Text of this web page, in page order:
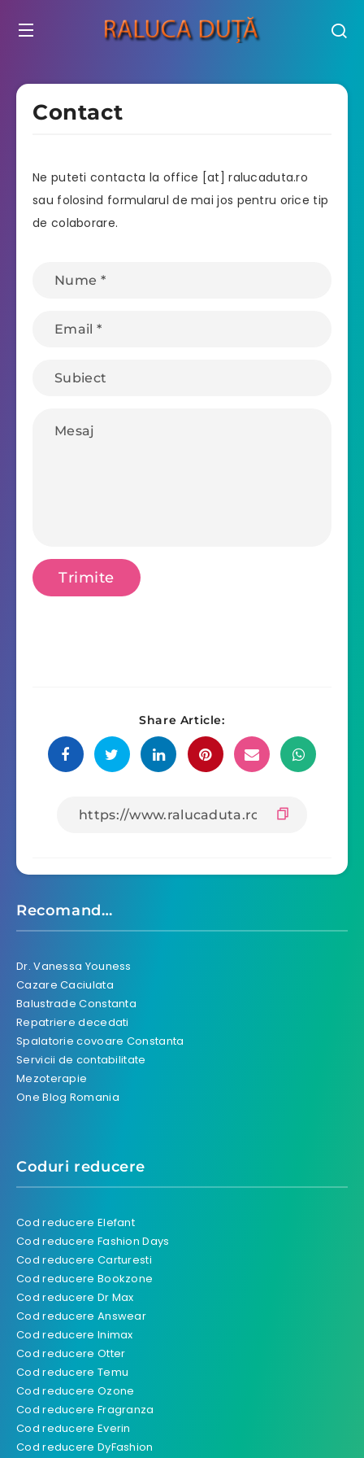
Contact
Ne puteti contacta la office [at] ralucaduta.ro
sau folosind formularul de mai jos pentru orice tip
de colaborare.
Share Article:
Recomand…
Dr. Vanessa Youness
Cazare Caciulata
Balustrade Constanta
Repatriere decedati
Spalatorie covoare Constanta
Servicii de contabilitate
Mezoterapie
One Blog Romania
Coduri reducere
Cod reducere Elefant
Cod reducere Fashion Days
Cod reducere Carturesti
Cod reducere Bookzone
Cod reducere Dr Max
Cod reducere Answear
Cod reducere Inimax
Cod reducere Otter
Cod reducere Temu
Cod reducere Ozone
Cod reducere Fragranza
Cod reducere Everin
Cod reducere DyFashion